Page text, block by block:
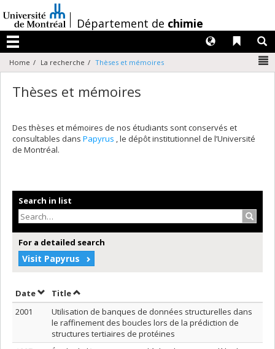
au
contenu
/Département de chimie
Menu
Liens
Langues
Home La recherche Thèses et mémoires
Thèses et mémoires
Des thèses et mémoires de nos étudiants sont conservés et
consultables dans Papyrus , le dépôt institutionnel de l’Université
de Montréal.
Search in list
For a detailed search
Visit Papyrus
DateSort by date in ascending order
TitleSort by title in ascending order
2001
Utilisation de banques de données structurelles dans
le raffinement des boucles lors de la prédiction de
structures tertiaires de protéines